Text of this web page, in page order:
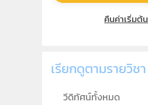
คืนค่าเริ่มต้น
เรียกดูตามรายวิชา
วีดิทัศน์ทั้งหมด